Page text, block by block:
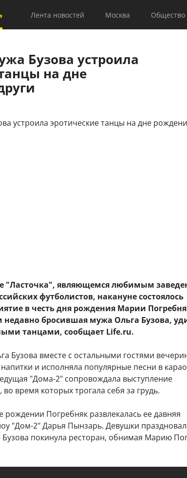
Лента новостей Москва Общество
Бузова устроила
на дне
"Ласточка", являющемся любимым
футболистов, накануне состоялось
в честь дня рождения Марии
недавно бросившая мужа Ольга Бузова,
танцами, сообщает Life.ru.
Бузова вместе с остальными гостями
и исполняла популярные песни в
"Дома-2" сопровождала выступление
время которых трогала себя за грудь.
рождении Погребняк развлекалась ее давняя
"Дом-2" Дарья Пынзарь. Девушки
Бузова покинула ресторан, обнимая Марию